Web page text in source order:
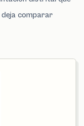
deja comparar